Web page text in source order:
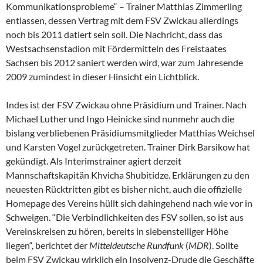
Kommunikationsprobleme“ – Trainer Matthias Zimmerling
entlassen, dessen Vertrag mit dem FSV Zwickau allerdings
noch bis 2011 datiert sein soll. Die Nachricht, dass das
Westsachsenstadion mit Fördermitteln des Freistaates
Sachsen bis 2012 saniert werden wird, war zum Jahresende
2009 zumindest in dieser Hinsicht ein Lichtblick.
Indes ist der FSV Zwickau ohne Präsidium und Trainer. Nach
Michael Luther und Ingo Heinicke sind nunmehr auch die
bislang verbliebenen Präsidiumsmitglieder Matthias Weichsel
und Karsten Vogel zurückgetreten. Trainer Dirk Barsikow hat
gekündigt. Als Interimstrainer agiert derzeit
Mannschaftskapitän Khvicha Shubitidze. Erklärungen zu den
neuesten Rücktritten gibt es bisher nicht, auch die offizielle
Homepage des Vereins hüllt sich dahingehend nach wie vor in
Schweigen. “Die Verbindlichkeiten des FSV sollen, so ist aus
Vereinskreisen zu hören, bereits in siebenstelliger Höhe
liegen“, berichtet der Mitteldeutsche Rundfunk (MDR). Sollte
beim FSV Zwickau wirklich ein Insolvenz-Drude die Geschäfte